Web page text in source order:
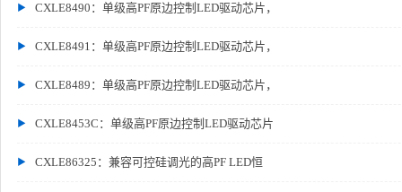
CXLE8490：单级高PF原边控制LED驱动芯片，
CXLE8491：单级高PF原边控制LED驱动芯片，
CXLE8489：单级高PF原边控制LED驱动芯片，
CXLE8453C：单级高PF原边控制LED驱动芯片
CXLE86325：兼容可控硅调光的高PF LED恒